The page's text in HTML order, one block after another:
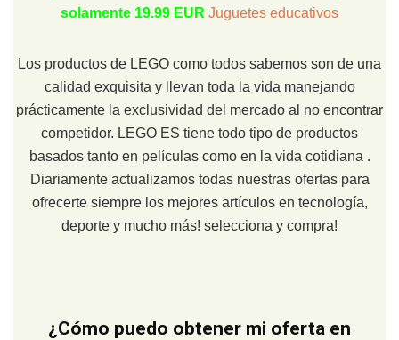
solamente 19.99 EUR Juguetes educativos
Los productos de LEGO como todos sabemos son de una
calidad exquisita y llevan toda la vida manejando
prácticamente la exclusividad del mercado al no encontrar
competidor. LEGO ES tiene todo tipo de productos
basados tanto en películas como en la vida cotidiana .
Diariamente actualizamos todas nuestras ofertas para
ofrecerte siempre los mejores artículos en tecnología,
deporte y mucho más! selecciona y compra!
¿Cómo puedo obtener mi oferta en